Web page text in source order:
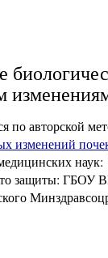
по авторской
изменений
защиты: ГБОУ